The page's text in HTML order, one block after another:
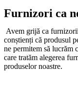
Furnizori ca
Avem grijă ca
conștienți că produsul
ne permitem să lucrăm
care tratăm alegerea
produselor noastre.